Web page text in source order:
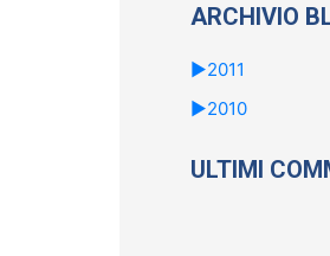
ARCHIVIO
►2011
►2010
ULTIMI